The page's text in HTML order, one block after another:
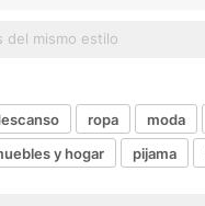
ropa moda
y hogar pijama